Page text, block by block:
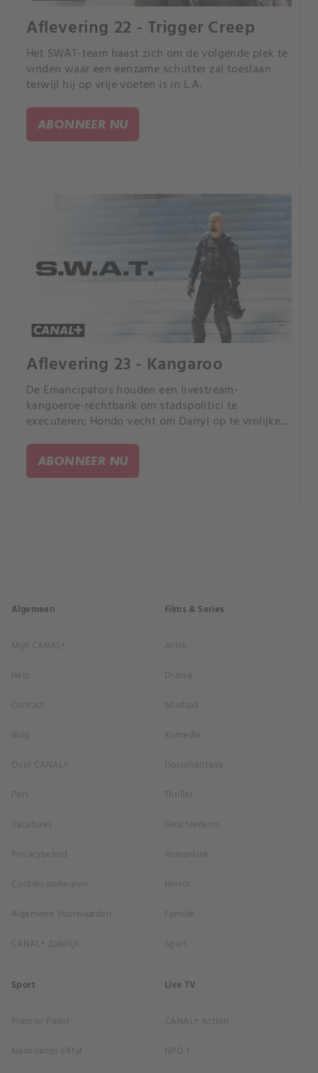
Aflevering 22 - Trigger Creep
Het SWAT-team haast zich om de volgende plek te
vinden waar een eenzame schutter zal toeslaan
terwijl hij op vrije voeten is in L.A.
ABONNEER NU
Aflevering 23 - Kangaroo
De Emancipators houden een livestream-
kangoeroe-rechtbank om stadspolitici te
executeren; Hondo vecht om Darryl op te vrolijken;
voorbereidt op het ontvangen van een van de
hoogste onderscheidingen van de LAPD.
ABONNEER NU
Algemeen
Mijn CANAL+
Help
Contact
Blog
Over CANAL+
Pers
Vacatures
Privacybeleid
Cookievoorkeuren
Algemene Voorwaarden
CANAL+ Zakelijk
Films & Series
Actie
Drama
Misdaad
Komedie
Documentaire
Thriller
Geschiedenis
Romantiek
Horror
Familie
Sport
Sport
Premier Padel
Nederlands elftal
Live TV
CANAL+ Action
NPO 1